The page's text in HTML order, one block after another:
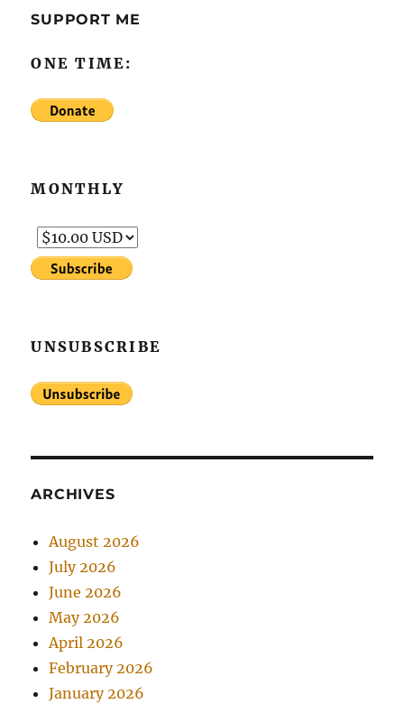
SUPPORT ME
ONE TIME:
MONTHLY
UNSUBSCRIBE
ARCHIVES
August 2026
July 2026
June 2026
May 2026
April 2026
February 2026
January 2026